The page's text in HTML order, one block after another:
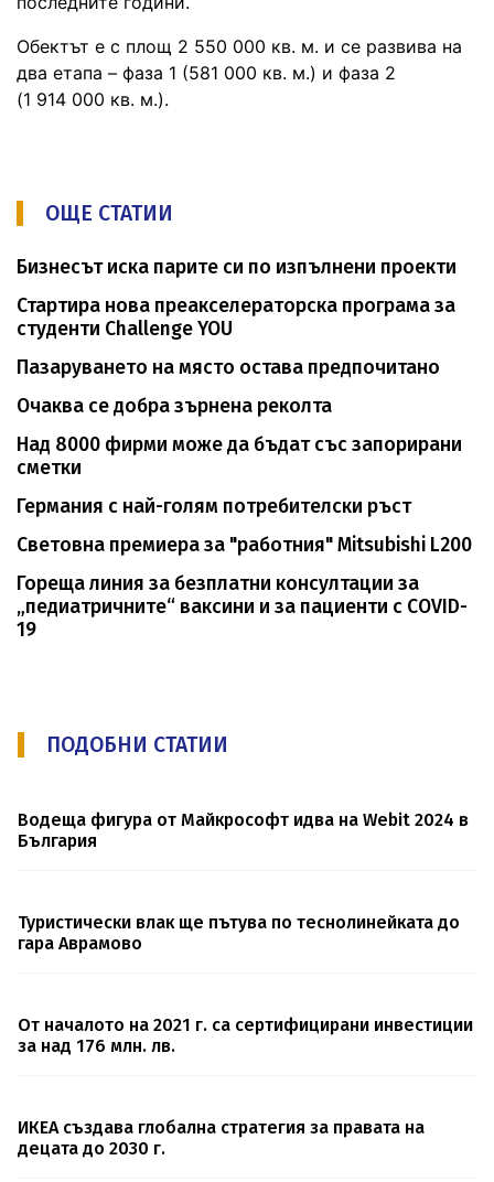
Обектът е с площ 2 550 000 кв. м. и се развива на
два етапа – фаза 1 (581 000 кв. м.) и фаза 2
(1 914 000 кв. м.).
ОЩЕ СТАТИИ
Бизнесът иска парите си по изпълнени проекти
Стартира нова преакселераторска програма за
студенти Challenge YOU
Пазаруването на място остава предпочитано
Очаква се добра зърнена реколта
Над 8000 фирми може да бъдат със запорирани
сметки
Германия с най-голям потребителски ръст
Световна премиера за "работния" Mitsubishi L200
Гореща линия за безплатни консултации за
„педиатричните“ ваксини и за пациенти с COVID-
19
ПОДОБНИ СТАТИИ
Водеща фигура от Майкрософт идва на Webit 2024 в
България
Туристически влак ще пътува по теснолинейката до
гара Аврамово
От началото на 2021 г. са сертифицирани инвестиции
за над 176 млн. лв.
ИКЕА създава глобална стратегия за правата на
децата до 2030 г.